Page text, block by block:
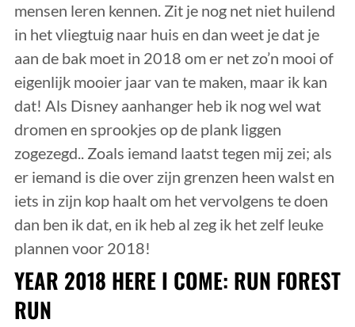
mensen leren kennen. Zit je nog net niet huilend
in het vliegtuig naar huis en dan weet je dat je
aan de bak moet in 2018 om er net zo’n mooi of
eigenlijk mooier jaar van te maken, maar ik kan
dat! Als Disney aanhanger heb ik nog wel wat
dromen en sprookjes op de plank liggen
zogezegd.. Zoals iemand laatst tegen mij zei; als
er iemand is die over zijn grenzen heen walst en
iets in zijn kop haalt om het vervolgens te doen
dan ben ik dat, en ik heb al zeg ik het zelf leuke
plannen voor 2018!
YEAR 2018 HERE I COME: RUN FOREST
RUN